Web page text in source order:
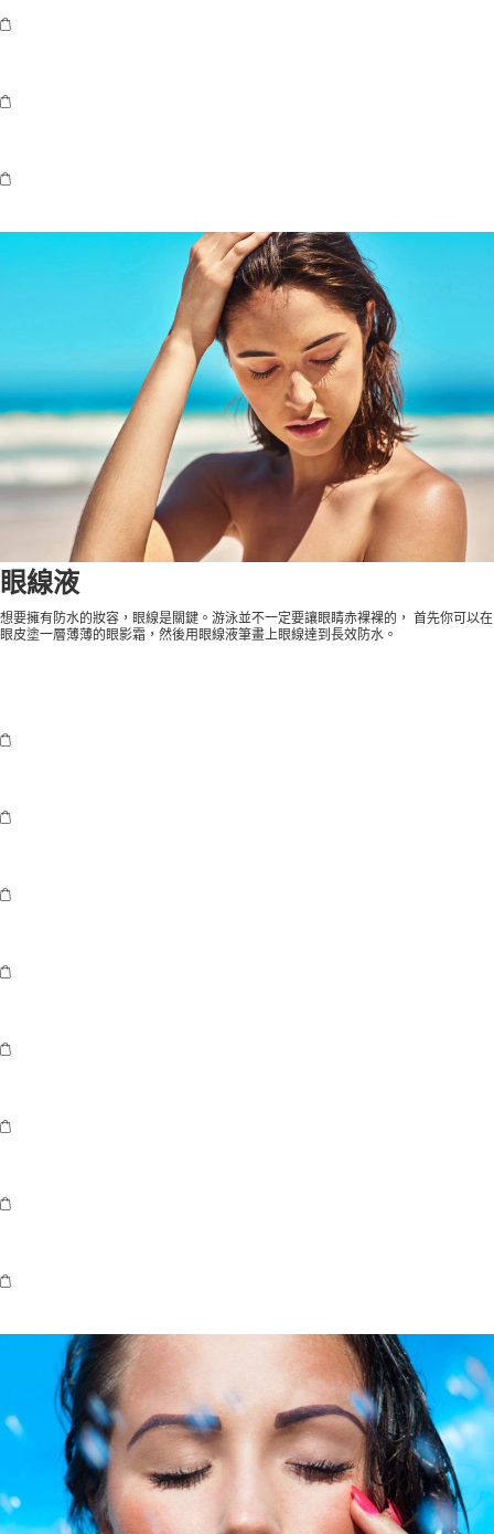
眼線液
想要擁有防水的妝容，眼線是關鍵。游泳並不一定要讓眼睛赤裸裸的， 首先你可以在
眼皮塗一層薄薄的眼影霜，然後用眼線液筆畫上眼線達到長效防水。